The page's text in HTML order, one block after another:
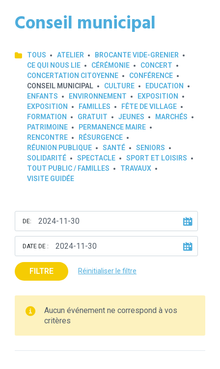
Conseil municipal
TOUS ATELIER
BROCANTE VIDE-GRENIER
CE QUI NOUS LIE
CÉRÉMONIE
CONCERT
CONCERTATION CITOYENNE
CONFÉRENCE
CONSEIL MUNICIPAL
CULTURE
EDUCATION
ENFANTS
ENVIRONNEMENT
EXPOSITION
EXPOSITION
FAMILLES
FÊTE DE VILLAGE
FORMATION
GRATUIT JEUNES
MARCHÉS
PATRIMOINE
PERMANENCE MAIRE
RENCONTRE
RÉSURGENCE
RÉUNION PUBLIQUE
SANTÉ
SENIORS
SOLIDARITÉ
SPECTACLE
SPORT ET LOISIRS
TOUT PUBLIC / FAMILLES
TRAVAUX
VISITE GUIDÉE
DE:
DATE DE :
FILTRE Réinitialiser le filtre
Aucun événement ne correspond à vos
critères